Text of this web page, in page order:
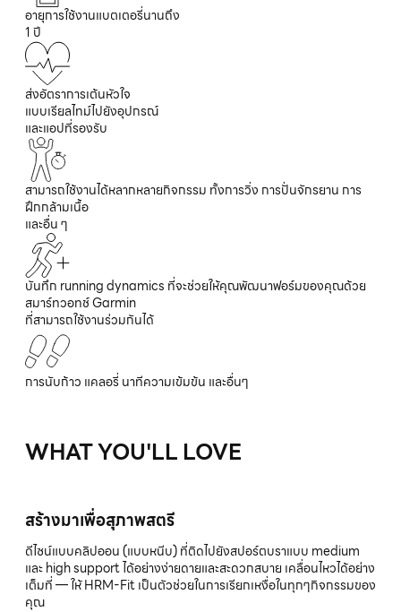
อายุการใช้งานแบตเตอรี่นานถึง
1 ปี
ส่งอัตราการเต้นหัวใจ
แบบเรียลไทม์ไปยังอุปกรณ์
และแอปที่รองรับ
สามารถใช้งานได้หลากหลายกิจกรรม ทั้งการวิ่ง การปั่นจักรยาน การ
ฝึกกล้ามเนื้อ
และอื่น ๆ
บันทึก running dynamics ที่จะช่วยให้คุณพัฒนาฟอร์มของคุณด้วย
สมาร์ทวอทช์ Garmin
ที่สามารถใช้งานร่วมกันได้
การนับก้าว แคลอรี่ นาทีความเข้มข้น และอื่นๆ
WHAT YOU'LL LOVE
สร้างมาเพื่อสุภาพสตรี
ดีไซน์แบบคลิปออน (แบบหนีบ) ที่ติดไปยังสปอร์ตบราแบบ medium
และ high support ได้อย่างง่ายดายและสะดวกสบาย เคลื่อนไหวได้อย่าง
เต็มที่ — ให้ HRM-Fit เป็นตัวช่วยในการเรียกเหงื่อในทุกๆกิจกรรมของ
คุณ